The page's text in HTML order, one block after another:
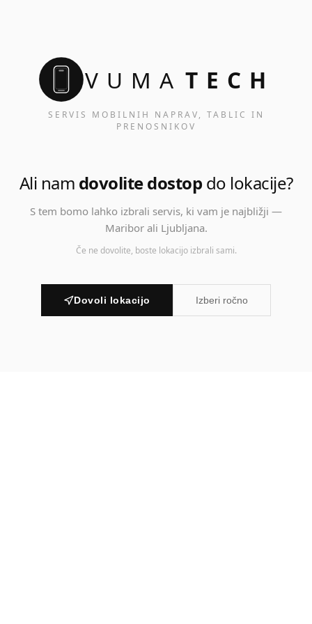
VUMA TECH
SERVIS MOBILNIH NAPRAV, TABLIC IN
PRENOSNIKOV
Ali nam dovolite dostop do lokacije?
S tem bomo lahko izbrali servis, ki vam je najbližji —
Maribor ali Ljubljana.
Če ne dovolite, boste lokacijo izbrali sami.
Dovoli lokacijo Izberi ročno